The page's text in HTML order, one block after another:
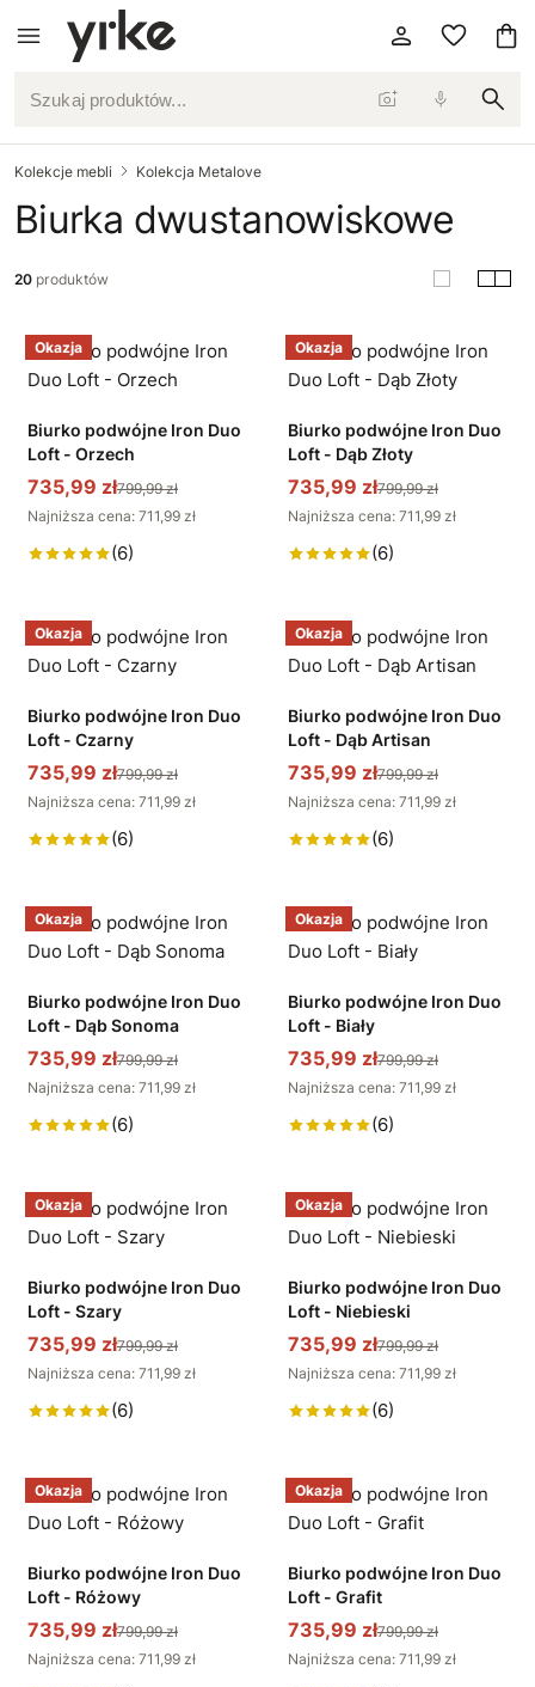
Szukaj produktów...
Kolekcje mebli Kolekcja Metalove
Biurka dwustanowiskowe
20 produktów
Okazja
Biurko podwójne Iron Duo
Loft - Orzech
735,99 zł799,99 zł
Najniższa cena: 711,99 zł
(6)
Okazja
Biurko podwójne Iron Duo
Loft - Dąb Złoty
735,99 zł799,99 zł
Najniższa cena: 711,99 zł
(6)
Okazja
Biurko podwójne Iron Duo
Loft - Czarny
735,99 zł799,99 zł
Najniższa cena: 711,99 zł
(6)
Okazja
Biurko podwójne Iron Duo
Loft - Dąb Artisan
735,99 zł799,99 zł
Najniższa cena: 711,99 zł
(6)
Okazja
Biurko podwójne Iron Duo
Loft - Dąb Sonoma
735,99 zł799,99 zł
Najniższa cena: 711,99 zł
(6)
Okazja
Biurko podwójne Iron Duo
Loft - Biały
735,99 zł799,99 zł
Najniższa cena: 711,99 zł
(6)
Okazja
Biurko podwójne Iron Duo
Loft - Szary
735,99 zł799,99 zł
Najniższa cena: 711,99 zł
(6)
Okazja
Biurko podwójne Iron Duo
Loft - Niebieski
735,99 zł799,99 zł
Najniższa cena: 711,99 zł
(6)
Okazja
Biurko podwójne Iron Duo
Loft - Różowy
735,99 zł799,99 zł
Najniższa cena: 711,99 zł
Okazja
Biurko podwójne Iron Duo
Loft - Grafit
735,99 zł799,99 zł
Najniższa cena: 711,99 zł